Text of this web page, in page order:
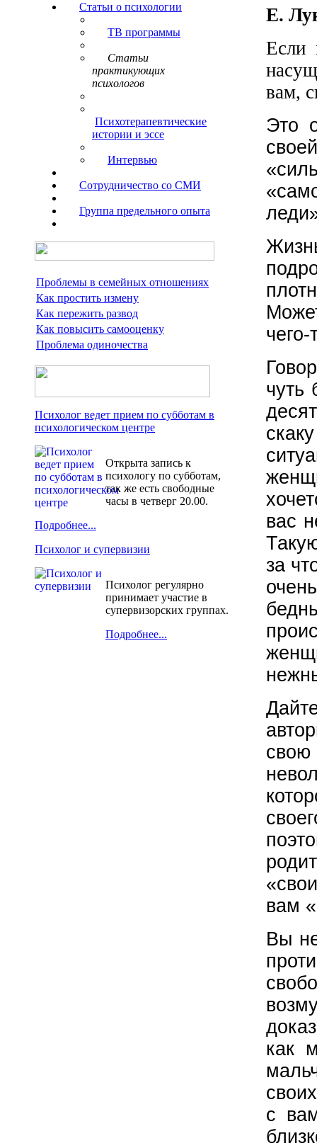
Статьи о психологии
ТВ программы
Статьи
практикующих
психологов
Психотерапевтические
истории и эссе
Интервью
Сотрудничество со СМИ
Группа предельного опыта
Проблемы в семейных отношениях
Как простить измену
Как пережить развод
Как повысить самооценку
Проблема одиночества
Психолог ведет прием по субботам в
психологическом центре
Открыта запись к
психологу по субботам,
так же есть свободные
часы в четверг 20.00.
Подробнее...
Психолог и супервизии
Психолог регулярно
принимает участие в
супервизорских группах.
Подробнее...
Е.
Если
вам,
Это
чуть
вас
за
вам
Вы
как
с